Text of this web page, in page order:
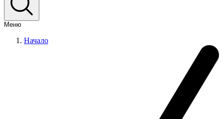
Меню
Начало